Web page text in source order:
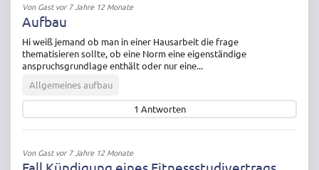
VonGastvor 7 Jahre 12 Monate
Aufbau
Hi weiß jemand ob man in einer Hausarbeit die frage
thematisieren sollte, ob eine Norm eine eigenständige
anspruchsgrundlage enthält oder nur eine...
Allgemeines aufbau
1 Antworten
VonGastvor 7 Jahre 12 Monate